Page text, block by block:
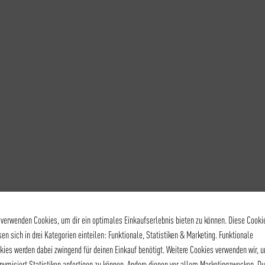
Cookies, um dir ein optimales Einkaufserlebnis bieten zu können. Diese
sich in drei Kategorien einteilen: Funktionale, Statistiken & Marketing. Funktionale
werden dabei zwingend für deinen Einkauf benötigt. Weitere Cookies verwenden wir,